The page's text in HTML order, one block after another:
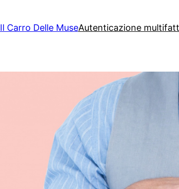
Il Carro Delle MuseAutenticazione